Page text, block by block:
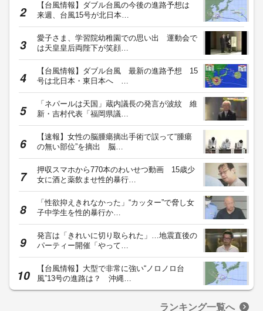
【台風情報】ダブル台風の今後の進路予想は
来週、台風15号が北日本…
愛子さま、学習院幼稚園での思い出 運動会で
は天皇皇后両陛下が笑顔…
【台風情報】ダブル台風 最新の進路予想 15
号は北日本・東日本へ …
「ネパールは天国」蔵内議長の発言が波紋 維
新・吉村代表「福岡県議…
【速報】女性の脳腫瘍摘出手術で誤って“腫瘍
の無い部位”を摘出 脳…
押収スマホから770本のわいせつ動画 15歳少
女に酒と薬飲ませ性的暴行…
「性欲抑えきれなかった」“カッター”で脅し女
子中学生を性的暴行か…
発言は「きれいに切り取られた」…地震直後の
パーティー開催「やって…
【台風情報】大型で非常に強い“ノロノロ台
風”13号の進路は？ 沖縄…
ランキング一覧へ